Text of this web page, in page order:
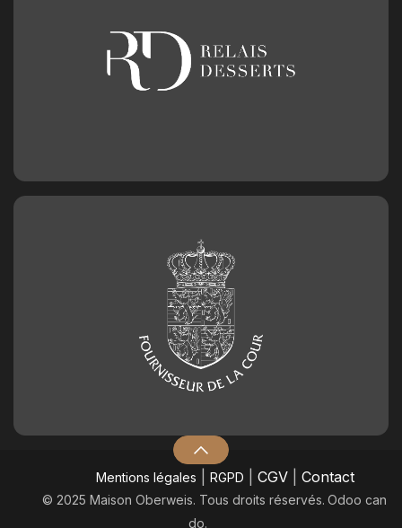
Mentions légales RGPD CGV| Contact
© 2025 Maison Oberweis. Tous droits réservés. ​Odoo can
do.